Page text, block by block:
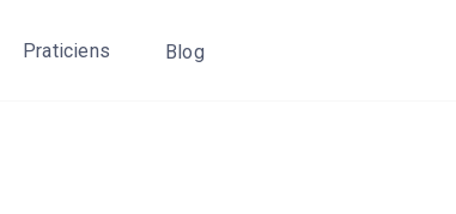
Blog
Praticiens